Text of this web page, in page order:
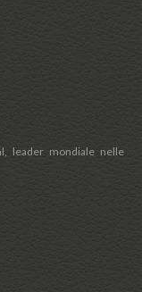
leader mondiale nelle